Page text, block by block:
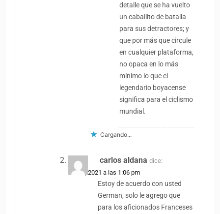
detalle que se ha vuelto
un caballito de batalla
para sus detractores; y
que por más que circule
en cualquier plataforma,
no opaca en lo más
mínimo lo que el
legendario boyacense
significa para el ciclismo
mundial.
Cargando...
carlos aldana dice:
1 abril, 2021 a las 1:06 pm
Estoy de acuerdo con usted
German, solo le agrego que
para los aficionados Franceses